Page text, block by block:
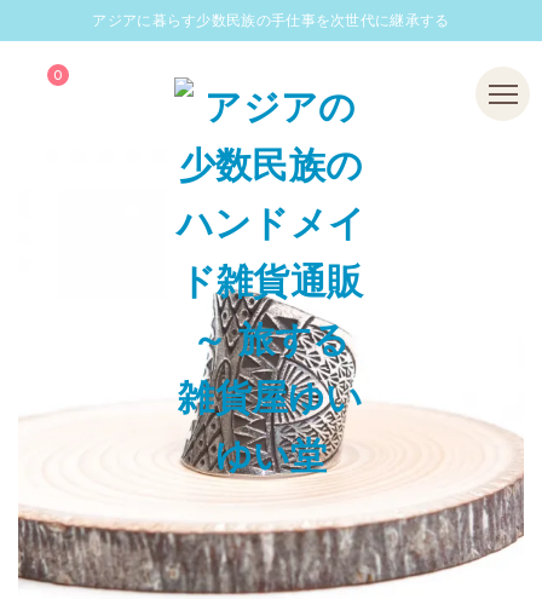
アジアに暮らす少数民族の手仕事を次世代に継承する
0 Menu